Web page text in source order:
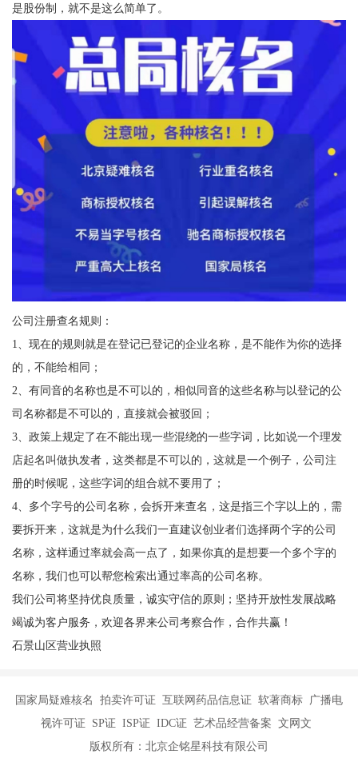
是股份制，就不是这么简单了。
公司注册查名规则：
1、现在的规则就是在登记已登记的企业名称，是不能作为你的选择
的，不能给相同；
2、有同音的名称也是不可以的，相似同音的这些名称与以登记的公
司名称都是不可以的，直接就会被驳回；
3、政策上规定了在不能出现一些混绕的一些字词，比如说一个理发
店起名叫做执发者，这类都是不可以的，这就是一个例子，公司注
册的时候呢，这些字词的组合就不要用了；
4、多个字号的公司名称，会拆开来查名，这是指三个字以上的，需
要拆开来，这就是为什么我们一直建议创业者们选择两个字的公司
名称，这样通过率就会高一点了，如果你真的是想要一个多个字的
名称，我们也可以帮您检索出通过率高的公司名称。
我们公司将坚持优良质量，诚实守信的原则；坚持开放性发展战略
竭诚为客户服务，欢迎各界来公司考察合作，合作共赢！
石景山区营业执照
国家局疑难核名 拍卖许可证 互联网药品信息证 软著商标 广播电
视许可证 SP证 ISP证 IDC证 艺术品经营备案 文网文
版权所有：北京企铭星科技有限公司